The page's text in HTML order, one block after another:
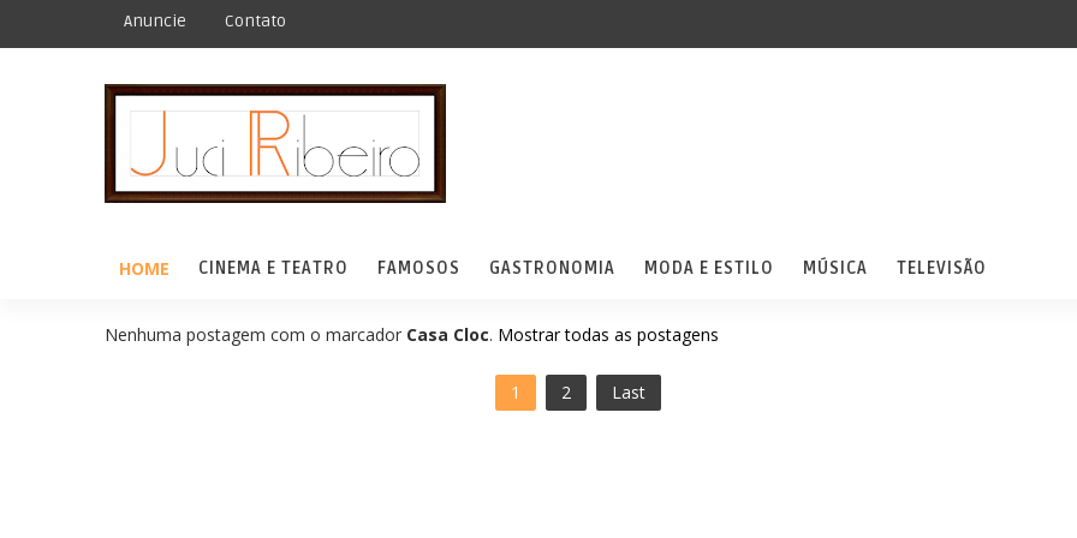
Anuncie Contato
HOME CINEMA E TEATRO FAMOSOS GASTRONOMIA MODA E ESTILO MÚSICA TELEVISÃO
Nenhuma postagem com o marcador Casa Cloc. Mostrar todas as postagens
1 2 Last